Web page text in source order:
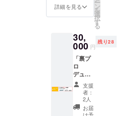
の特
典！ 実
行委員
合せに
ご参加
いただ
き、や
ぐらス
テージ
のデザ
インや
出演者
を一緒
に企画
詳細を見る ー
ン
を
選
択
す
る
30,
000 円
残り28
「裏プ
ロ
デュー
サー
コー
ス」 イ
ベント
当日の
支援
者：
2人
お届